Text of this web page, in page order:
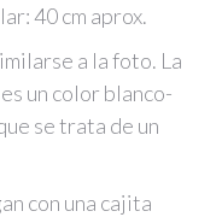
40 cm aprox.
a la foto. La
un color blanco-
se trata de un
con una cajita